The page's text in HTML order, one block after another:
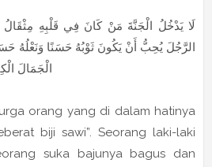
لَا يَدْخُلُ الْجَنَّةَ مَنْ كَانَ فِي قَلْبِهِ
الرَّجُلَ يُحِبُّ أَنْ يَكُونَ ثَوْبُهُ حَسَنًا وَنَعْلُهُ
الْجَمَالَ
orang yang di dalam hatinya
biji sawi”. Seorang laki-laki
suka bajunya bagus dan